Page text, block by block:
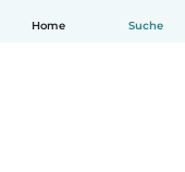
Home Suche